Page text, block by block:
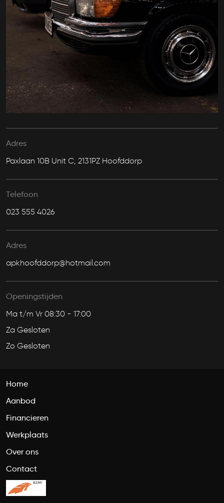
Adres
Paxlaan 10B Unit C, 2131PZ Hoofddorp
Telefoon
023 555 4026
Adres
apkhoofddorp@hotmail.com
Openingstijden
Ma t/m Vr 08:30 - 17:00
Za Gesloten
Zo Gesloten
Home
Aanbod
Financieren
Werkplaats
Over ons
Contact